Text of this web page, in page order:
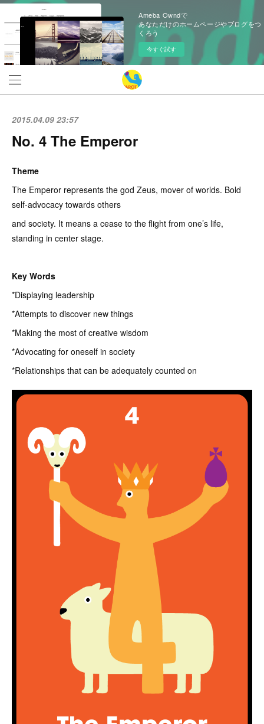
Ameba Owndで
あなただけのホームページやブログをつ
くろう
今すぐ試す
2015.04.09 23:57
No. 4 The Emperor
Theme
The Emperor represents the god Zeus, mover of worlds. Bold
self-advocacy towards others
and society. It means a cease to the flight from one’s life,
standing in center stage.
Key Words
*Displaying leadership
*Attempts to discover new things
*Making the most of creative wisdom
*Advocating for oneself in society
*Relationships that can be adequately counted on